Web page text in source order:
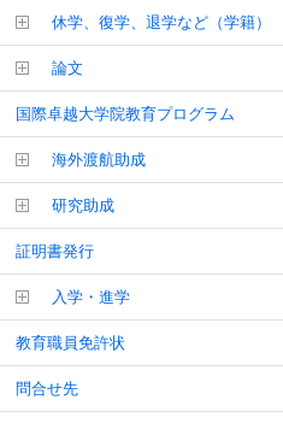
休学、復学、退学など（学籍）
論文
国際卓越大学院教育プログラム
海外渡航助成
研究助成
証明書発行
入学・進学
教育職員免許状
問合せ先